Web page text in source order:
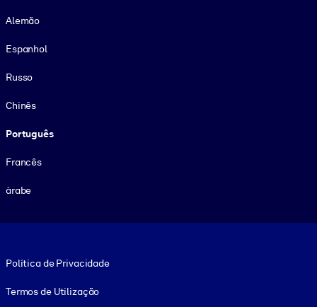
Alemão
Espanhol
Russo
Chinês
Português
Francês
árabe
Política de Privacidade
Termos de Utilização